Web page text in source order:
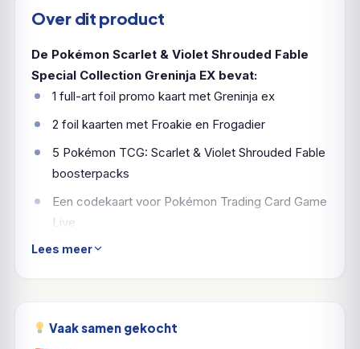
Over dit product
De Pokémon Scarlet & Violet Shrouded Fable
Special Collection Greninja EX bevat:
1 full-art foil promo kaart met Greninja ex
2 foil kaarten met Froakie en Frogadier
5 Pokémon TCG: Scarlet & Violet Shrouded Fable
boosterpacks
Een codekaart voor Pokémon Trading Card Game
Live
de tijd verstrijkt in het land
Lees meer
Vaak samen gekocht